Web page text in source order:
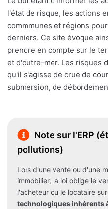
l'état de risque, les actions
commmunes et régions
derniers. Ce site évoque
prendre en compte sur le
et d'outre-mer. Les risques
qu'il s'agisse de crue de
submersion, de
Note sur l'ERP
pollutions)
Lors d'une vente ou d'une
immobilier, la loi oblige le
l'acheteur ou le locataire
technologiques inhérents